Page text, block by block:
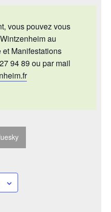
vous pouvez vous
au
Manifestations
94 89 ou par mail